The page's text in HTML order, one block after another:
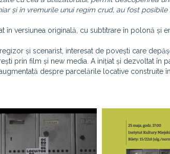
și în vremurile unui regim crud, au fost
în versiunea originală, cu subtitrare în polonă și
regizor și scenarist, interesat de povești care
prin film și new media. A inițiat și dezvoltat în
despre parcelările locative construite